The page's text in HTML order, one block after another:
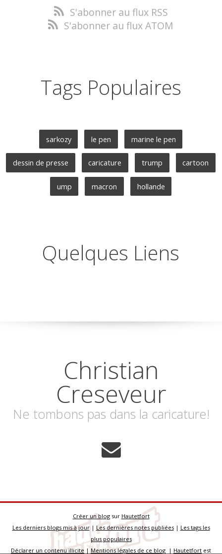
S'abonner au flux RSS
S'abonner au flux ATOM
Tags Populaires
sarkozy le pen marine le pen
dessin de presse caricature trump cartoon
ump macron hollande
Quelques Liens
Christian
Creseveur
Ne tombons pas dans la caricature!
Créer un blogsur Hautetfort
Les derniers blogs mis à jour| Les dernières notes publiées| Les tags les
plus populaires
Déclarer un contenu illicite |Mentions légales de ce blog | Hautetfort est